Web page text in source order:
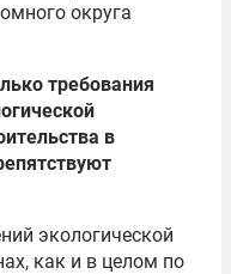
округа
требования
в
экологической
как и в целом по